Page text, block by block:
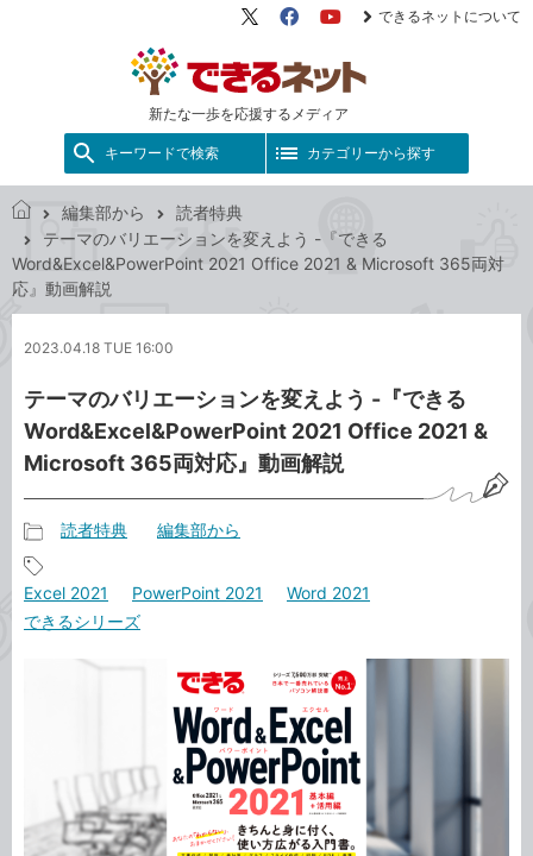
新たな一歩を応援するメディア
X（旧
FacebookYouTube
できるネットについて
キーワードで検索 カテゴリーから探す
で
き
る
ト
編集部から
読者特典
テーマのバリエーションを変えよう -『できる
Word&Excel&PowerPoint 2021 Office 2021 & Microsoft 365両対
応』動画解説
2023.04.18 TUE 16:00
テーマのバリエーションを変えよう -『できる
Word&Excel&PowerPoint 2021 Office 2021 &
Microsoft 365両対応』動画解説
カ
テ
読者特典 編集部から
記
事
Excel 2021 PowerPoint 2021
Word 2021
できるシリーズ